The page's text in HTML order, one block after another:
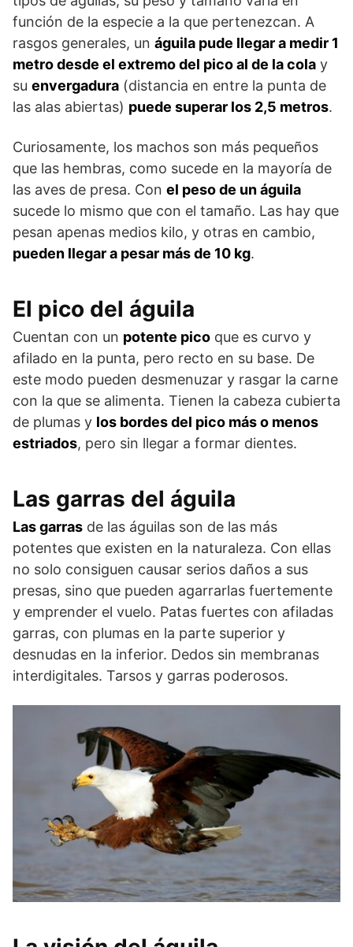
función de la especie a la que pertenezcan. A
rasgos generales, un águila pude llegar a medir 1
metro desde el extremo del pico al de la cola y
su envergadura (distancia en entre la punta de
las alas abiertas) puede superar los 2,5 metros.
Curiosamente, los machos son más pequeños
que las hembras, como sucede en la mayoría de
las aves de presa. Con el peso de un águila
sucede lo mismo que con el tamaño. Las hay que
pesan apenas medios kilo, y otras en cambio,
pueden llegar a pesar más de 10 kg.
El pico del águila
Cuentan con un potente pico que es curvo y
afilado en la punta, pero recto en su base. De
este modo pueden desmenuzar y rasgar la carne
con la que se alimenta. Tienen la cabeza cubierta
de plumas y los bordes del pico más o menos
estriados, pero sin llegar a formar dientes.
Las garras del águila
Las garras de las águilas son de las más
potentes que existen en la naturaleza. Con ellas
no solo consiguen causar serios daños a sus
presas, sino que pueden agarrarlas fuertemente
y emprender el vuelo. Patas fuertes con afiladas
garras, con plumas en la parte superior y
desnudas en la inferior. Dedos sin membranas
interdigitales. Tarsos y garras poderosos.